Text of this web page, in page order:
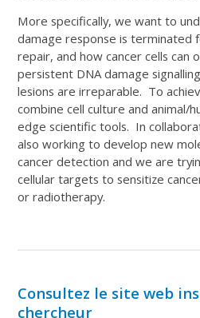
More specifically, we want to
damage response is terminated
repair, and how cancer cells can
persistent DNA damage
lesions are irreparable. To
combine cell culture and animal/
edge scientific tools. In
also working to develop new
cancer detection and we are
cellular targets to sensitize
or radiotherapy.
Consultez le site web
chercheur